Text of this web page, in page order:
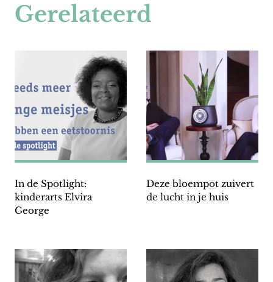
Gerelateerd
In de Spotlight:
kinderarts Elvira
George
Deze bloempot zuivert
de lucht in je huis